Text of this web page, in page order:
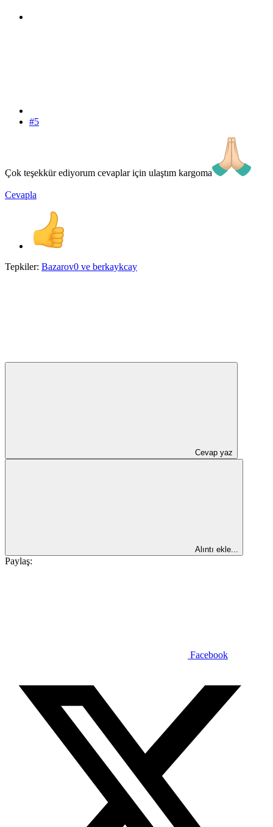
#5
Çok teşekkür ediyorum cevaplar için ulaştım kargoma
Cevapla
Tepkiler: Bazarov0 ve berkaykcay
Cevap yaz
Alıntı ekle...
Paylaş:
Facebook